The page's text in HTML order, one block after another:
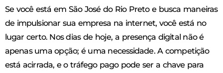
Se você está em São José do Rio Preto e busca maneiras
de impulsionar sua empresa na internet, você está no
lugar certo. Nos dias de hoje, a presença digital não é
apenas uma opção; é uma necessidade. A competição
está acirrada, e o tráfego pago pode ser a chave para